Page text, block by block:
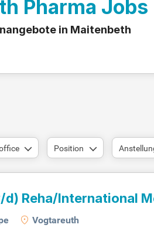
Pharma Jobs
in Maitenbeth
Position
d) Reha/International
Vogtareuth